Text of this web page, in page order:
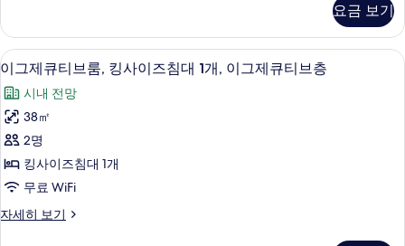
너
(View)
사
진
모
두
보
기
즈
침
대
개,
코
(View)
자
세
히
보
요금 보기
이
그
제
큐
티
브
룸,
킹
고급 침구, 오리/거위털 이불, 미니바,
6
이그제큐티브룸, 킹사이즈침대 1개, 이그제큐티브층
시내 전망
38㎡
2명
킹사이즈침대 1개
무료 WiFi
자세히 보기
이